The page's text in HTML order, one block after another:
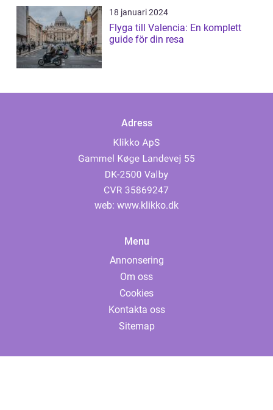
18 januari 2024
Flyga till Valencia: En komplett
guide för din resa
Adress
web: www.klikko.dk
Menu
Annonsering
Om oss
Cookies
Kontakta oss
Sitemap